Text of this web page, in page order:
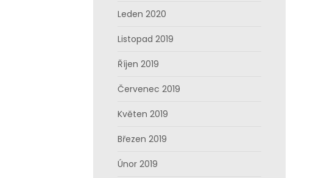
Leden 2020
Listopad 2019
Říjen 2019
Červenec 2019
Květen 2019
Březen 2019
Únor 2019